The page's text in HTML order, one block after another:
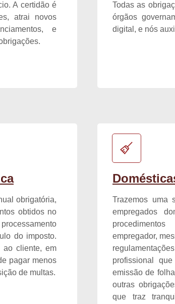
A certidão é
atrai novos
e
Todas as
órgãos
digital, e nós
obrigatória,
obtidos no
do imposto.
ao cliente, em
pagar menos
de multas.
Trazemos uma
empregados
empregador,
profissional
emissão de
outras
que traz